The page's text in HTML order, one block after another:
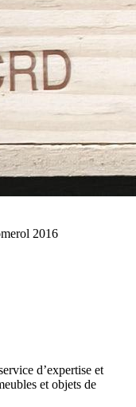
2016
d’expertise et
et objets de